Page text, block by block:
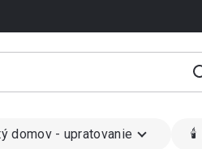
domov - upratovanie 🕯